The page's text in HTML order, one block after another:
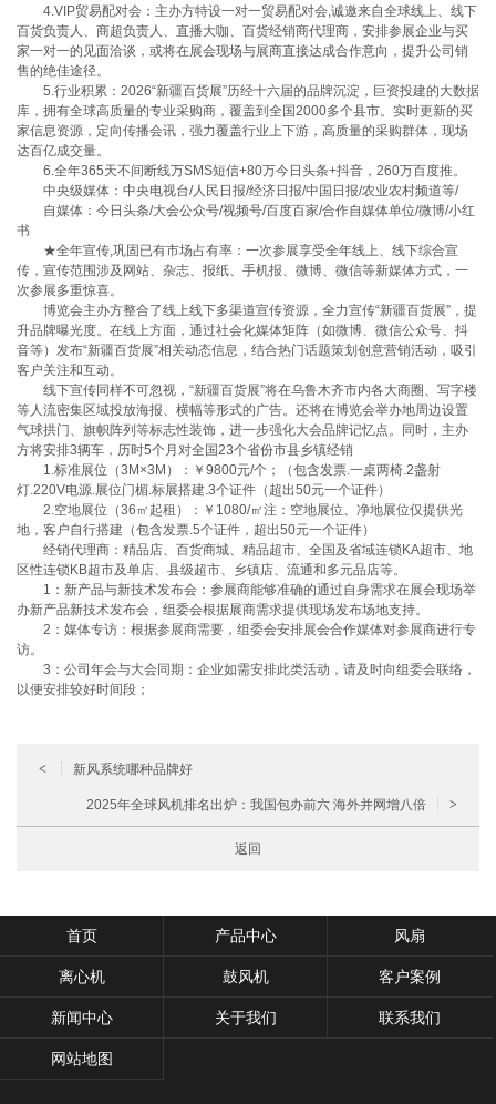
4.VIP贸易配对会：主办方特设一对一贸易配对会,诚邀来自全球线上、线下
百货负责人、商超负责人、直播大咖、百货经销商代理商，安排参展企业与买
家一对一的见面洽谈，或将在展会现场与展商直接达成合作意向，提升公司销
售的绝佳途径。
5.行业积累：2026“新疆百货展”历经十六届的品牌沉淀，巨资投建的大数据
库，拥有全球高质量的专业采购商，覆盖到全国2000多个县市。实时更新的买
家信息资源，定向传播会讯，强力覆盖行业上下游，高质量的采购群体，现场
达百亿成交量。
6.全年365天不间断线万SMS短信+80万今日头条+抖音，260万百度推。
中央级媒体：中央电视台/人民日报/经济日报/中国日报/农业农村频道等/
自媒体：今日头条/大会公众号/视频号/百度百家/合作自媒体单位/微博/小红
书
★全年宣传,巩固已有市场占有率：一次参展享受全年线上、线下综合宣
传，宣传范围涉及网站、杂志、报纸、手机报、微博、微信等新媒体方式，一
次参展多重惊喜。
博览会主办方整合了线上线下多渠道宣传资源，全力宣传“新疆百货展”，提
升品牌曝光度。在线上方面，通过社会化媒体矩阵（如微博、微信公众号、抖
音等）发布“新疆百货展”相关动态信息，结合热门话题策划创意营销活动，吸引
客户关注和互动。
线下宣传同样不可忽视，“新疆百货展”将在乌鲁木齐市内各大商圈、写字楼
等人流密集区域投放海报、横幅等形式的广告。还将在博览会举办地周边设置
气球拱门、旗帜阵列等标志性装饰，进一步强化大会品牌记忆点。同时，主办
方将安排3辆车，历时5个月对全国23个省份市县乡镇经销
1.标准展位（3M×3M）：￥9800元/个；（包含发票.一桌两椅.2盏射
灯.220V电源.展位门楣.标展搭建.3个证件（超出50元一个证件）
2.空地展位（36㎡起租）：￥1080/㎡注：空地展位、净地展位仅提供光
地，客户自行搭建（包含发票.5个证件，超出50元一个证件）
经销代理商：精品店、百货商城、精品超市、全国及省域连锁KA超市、地
区性连锁KB超市及单店、县级超市、乡镇店、流通和多元品店等。
1：新产品与新技术发布会：参展商能够准确的通过自身需求在展会现场举
办新产品新技术发布会，组委会根据展商需求提供现场发布场地支持。
2：媒体专访：根据参展商需要，组委会安排展会合作媒体对参展商进行专
访。
3：公司年会与大会同期：企业如需安排此类活动，请及时向组委会联络，
以便安排较好时间段；
< 新风系统哪种品牌好
2025年全球风机排名出炉：我国包办前六 海外并网增八倍 >
返回
首页 产品中心 风扇
离心机 鼓风机 客户案例
新闻中心 关于我们 联系我们
网站地图